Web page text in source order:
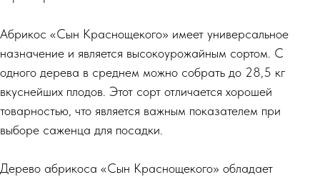
Абрикос «Сын Краснощекого» имеет универсальное
назначение и является высокоурожайным сортом. С
одного дерева в среднем можно собрать до 28,5 кг
вкуснейших плодов. Этот сорт отличается хорошей
товарностью, что является важным показателем при
выборе саженца для посадки.
Дерево абрикоса «Сын Краснощекого» обладает